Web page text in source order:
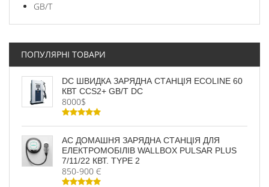
GB/T
ПОПУЛЯРНІ ТОВАРИ
DC ШВИДКА ЗАРЯДНА СТАНЦІЯ ECOLINE 60
КВТ CCS2+ GB/T DC
8000$
AC ДОМАШНЯ ЗАРЯДНА СТАНЦІЯ ДЛЯ
ЕЛЕКТРОМОБІЛІВ WALLBOX PULSAR PLUS
7/11/22 КВТ. TYPE 2
850-900 Є